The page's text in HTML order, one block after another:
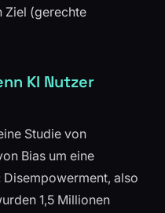
Ziel (gerechte
KI Nutzer
Studie von
Bias um eine
also
1,5 Millionen